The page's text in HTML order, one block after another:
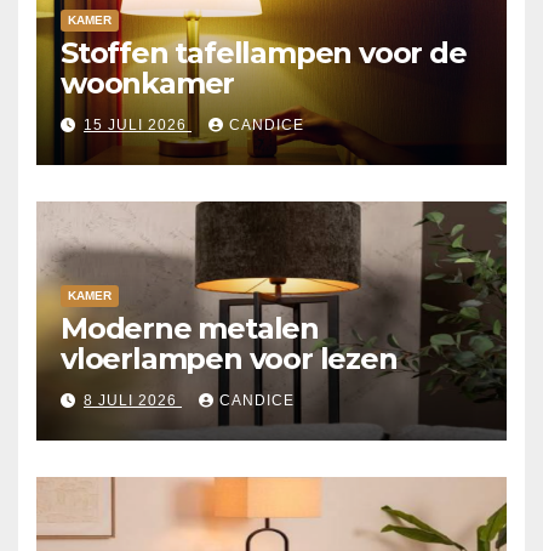
KAMER
Stoffen tafellampen voor de
woonkamer
15 JULI 2026 CANDICE
KAMER
Moderne metalen
vloerlampen voor lezen
8 JULI 2026 CANDICE